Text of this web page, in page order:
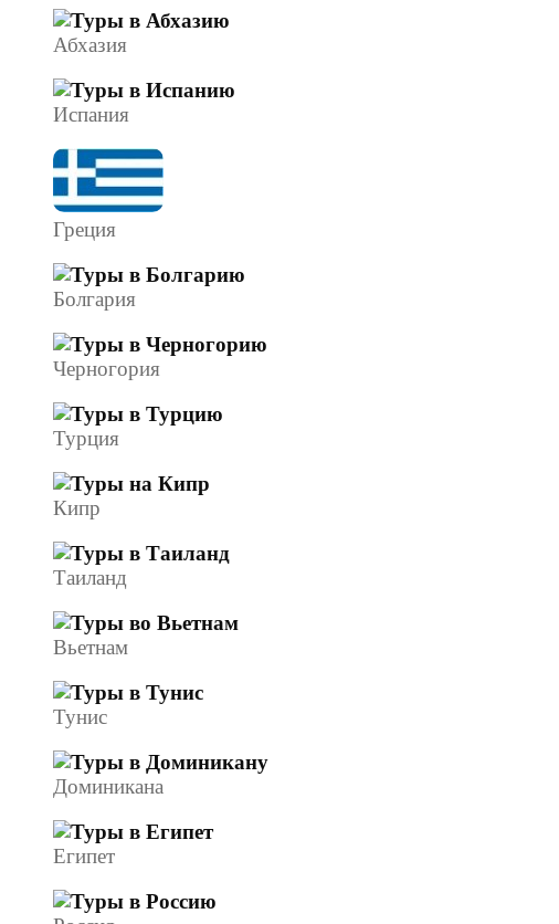
Абхазия
Испания
Греция
Болгария
Черногория
Турция
Кипр
Таиланд
Вьетнам
Тунис
Доминикана
Египет